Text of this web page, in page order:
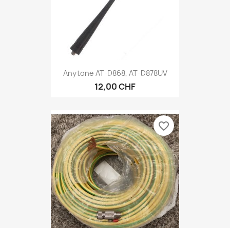
Anytone AT-D868, AT-D878UV
12,00 CHF
favorite_border